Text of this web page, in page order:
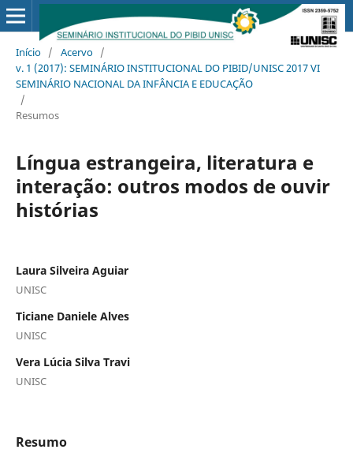
Início / Acervo /
v. 1 (2017): SEMINÁRIO INSTITUCIONAL DO PIBID/UNISC 2017 VI
SEMINÁRIO NACIONAL DA INFÂNCIA E EDUCAÇÃO
/
Resumos
Língua estrangeira, literatura e
interação: outros modos de ouvir
histórias
Laura Silveira Aguiar
UNISC
Ticiane Daniele Alves
UNISC
Vera Lúcia Silva Travi
UNISC
Resumo